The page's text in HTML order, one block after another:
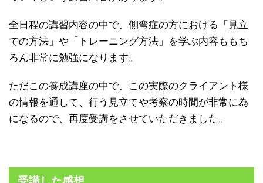
全日程の講習内容の中で、側弯症の方における「見立
ての方法」や「トレーニング方法」を学ぶ内容ももち
ろん非常に勉強になります。
ただこの養成講座の中で、この実際のクライアント様
の情報を通して、行う見立てや考察の時間が非常に為
になるので、再度受講をさせていただきました。